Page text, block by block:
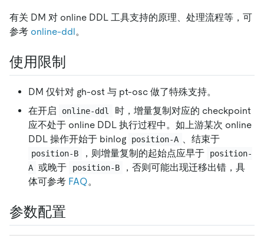
有关 DM 对 online DDL 工具支持的原理、处理流程等，可
参考 online-ddl。
使用限制
DM 仅针对 gh-ost 与 pt-osc 做了特殊支持。
在开启
online-ddl
时，增量复制对应的 checkpoint
应不处于 online DDL 执行过程中。如上游某次 online
DDL 操作开始于 binlog
position-A 、结束于
position-B ，则增量复制的起始点应早于
position-
A 或晚于 position-B
，否则可能出现迁移出错，具
体可参考 FAQ。
参数配置